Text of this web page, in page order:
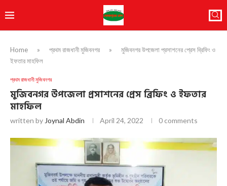
Home » প্রথম রাজধানী মুজিবনগর »
মুজিবনগর উপজেলা প্রসাশনের প্রেস ব্রিফিং ও
ইফতার মাহফিল
প্রথম রাজধানী মুজিবনগর
মুজিবনগর উপজেলা প্রসাশনের প্রেস ব্রিফিং ও ইফতার
মাহফিল
written by Joynal Abdin April 24, 2022 0 comments